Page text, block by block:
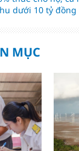
dưới 10 tỷ đồng
MỤC